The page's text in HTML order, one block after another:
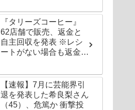
『タリーズコーヒー』
62店舗で販売、返金と
自主回収を発表 ※レシ
ートがない場合も返金対
【速報】7月に芸能界引
退を発表した希良梨さん
（45）、危篤か 衝撃投